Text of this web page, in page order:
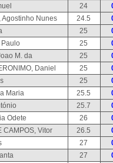
24
Agostinho Nunes 24.5
25
Paulo 25
M. da 25
Daniel 25
25
Maria 25.5
25.7
Odete 26
CAMPOS, Vitor 26.5
27
27